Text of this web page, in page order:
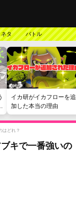
ネタ バトル
イカ研がイカフローを追
加した本当の理由
はどれ？
キで一番強いの